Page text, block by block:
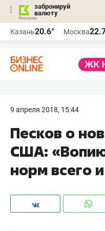
забронируй
валюту
Казань20.6° Москва
9 апреля 2018, 15:44
Песков о
США:
норм всего